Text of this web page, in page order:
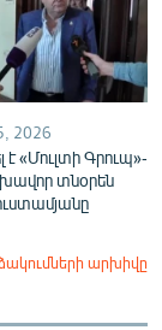
2026
է «Մուլտի Գրուպ»-
տնօրեն
արխիվը